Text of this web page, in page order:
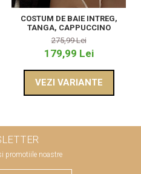
COSTUM DE BAIE INTREG,
TANGA, CAPPUCCINO
275,99 Lei
179,99 Lei
VEZI VARIANTE
promotiile noastre